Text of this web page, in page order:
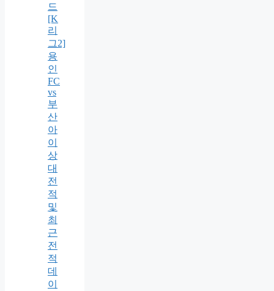
드
[K
리
그2]
용
인
FC
vs
부
산
아
이
상
대
전
적
및
최
근
전
적
데
이